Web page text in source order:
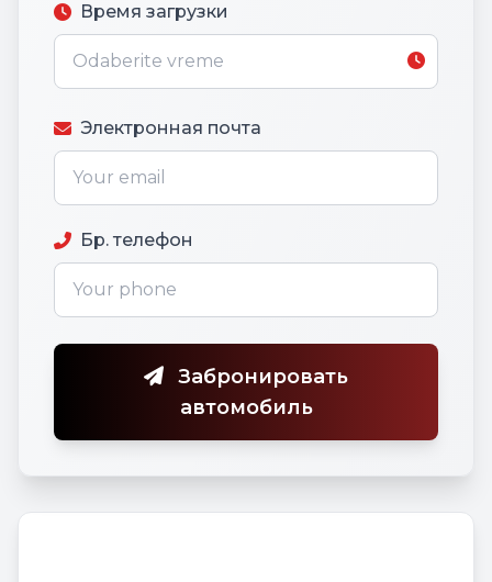
Время загрузки
Электронная почта
Бр. телефон
Забронировать
автомобиль